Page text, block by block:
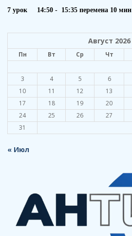
7 урок 14:50 - 15:35 перемена 10 мин
Август 2026
Пн Вт Ср Чт
3
4 5 6
10
11 12 13
17
18 19 20
24
25 26 27
31
« Июл